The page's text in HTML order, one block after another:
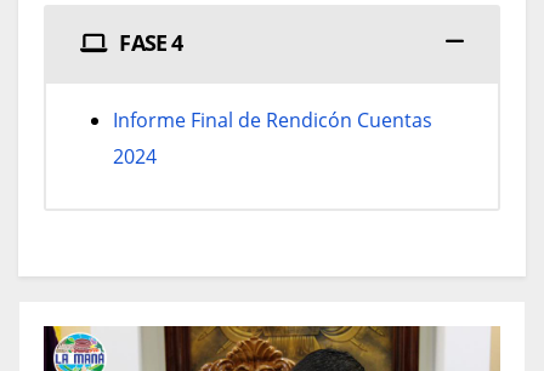
FASE 4
Informe Final de Rendicón Cuentas
2024